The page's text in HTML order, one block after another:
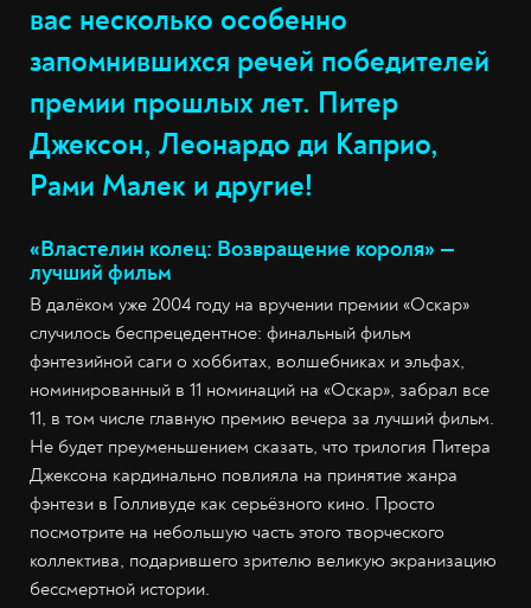
вас несколько особенно
запомнившихся речей победителей
премии прошлых лет. Питер
Джексон, Леонардо ди Каприо,
Рами Малек и другие!
«Властелин колец: Возвращение короля» —
лучший фильм
В далёком уже 2004 году на вручении премии «Оскар»
случилось беспрецедентное: финальный фильм
фэнтезийной саги о хоббитах, волшебниках и эльфах,
номинированный в 11 номинаций на «Оскар», забрал все
11, в том числе главную премию вечера за лучший фильм.
Не будет преуменьшением сказать, что трилогия Питера
Джексона кардинально повлияла на принятие жанра
фэнтези в Голливуде как серьёзного кино. Просто
посмотрите на небольшую часть этого творческого
коллектива, подарившего зрителю великую экранизацию
бессмертной истории.